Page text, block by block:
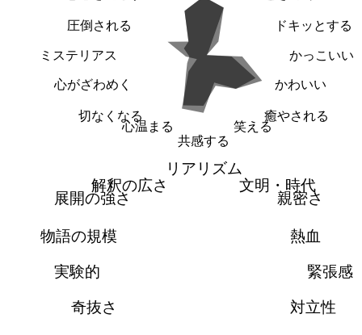
ドキッとする
かっこいい
かわいい
癒やされる
笑える
共感する
心温まる
切なくなる
心がざわめく
ミステリアス
圧倒される
リアリズム
文明・時代
親密さ
熱血
緊張感
対立性
奇抜さ
実験的
物語の規模
展開の強さ
解釈の広さ